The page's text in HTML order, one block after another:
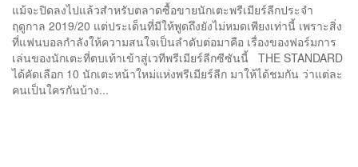
แม้จะปิดลงไปแล้วสำหรับตลาดซื้อขายนักเตะพรีเมียร์ลีกประจำ
ฤดูกาล 2019/20 แต่ประเด็นที่มีให้พูดถึงยังไม่หมดเพียงเท่านี้ เพราะสิ่ง
ที่แฟนบอลกำลังให้ความสนใจเป็นลำดับต่อมาคือ เรื่องของฟอร์มการ
เล่นของนักเตะที่ตบเท้าเข้าสู่เวทีพรีเมียร์ลีกซีซันนี้ THE STANDARD
ได้คัดเลือก 10 นักเตะหน้าใหม่แห่งพรีเมียร์ลีก มาให้ได้ชมกัน ว่าแต่ละ
คนเป็นใครกันบ้าง...